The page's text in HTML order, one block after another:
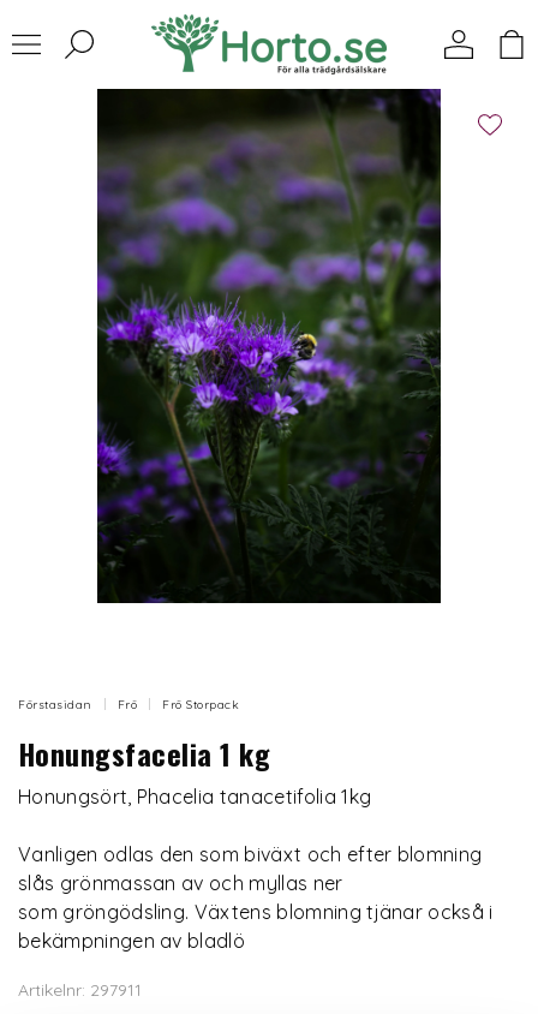
Förstasidan Frö Frö Storpack
Honungsfacelia 1 kg
Honungsört, Phacelia tanacetifolia 1kg
Vanligen odlas den som biväxt och efter blomning
slås grönmassan av och myllas ner
som gröngödsling. Växtens blomning tjänar också i
bekämpningen av bladlö
Artikelnr: 297911